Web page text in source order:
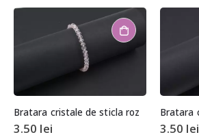
Bratara cristale de sticla roz
3.50 lei 3.50 lei